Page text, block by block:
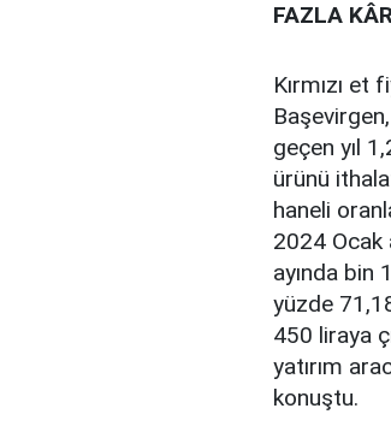
FAZLA
Kırmızı et
geçen yıl
ürünü
haneli
2024 Ocak
ayında bin
yüzde
450 liraya
yatırım
konuştu.